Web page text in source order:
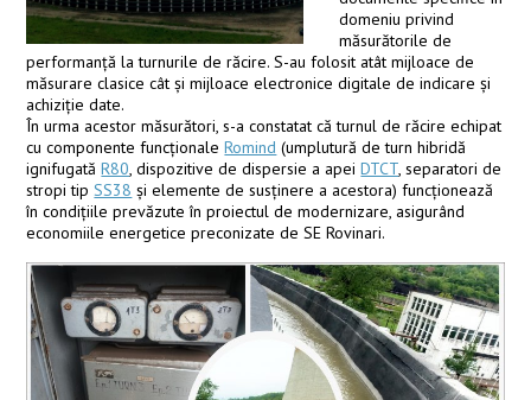
domeniu privind
măsurătorile de
performanţă la turnurile de răcire. S-au folosit atât mijloace de
măsurare clasice cât şi mijloace electronice digitale de indicare şi
achiziţie date.
În urma acestor măsurători, s-a constatat că turnul de răcire echipat
cu componente funcționaleRomind (umplutură de turn hibridă
ignifugatăR80, dispozitive de dispersie a apeiDTCT, separatori de
stropi tipSS38 și elemente de susținere a acestora) funcționează
în condiţiile prevăzute în proiectul de modernizare, asigurând
economiile energetice preconizate de SE Rovinari.